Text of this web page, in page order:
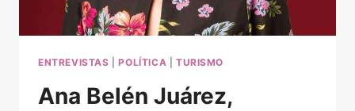
A
UN
MUNDIAL”
ENTREVISTAS |POLÍTICA TURISMO
Ana Belén Juárez,